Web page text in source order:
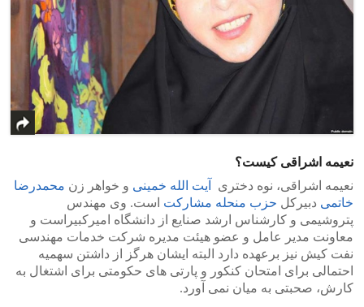
نعیمه اشراقی کیست؟
نعیمه اشراقی، نوه دختری
آیت الله خمینی و خواهر زن محمدرضا
خاتمی دبیرکل حزب منحله مشارکت است. وی مهندس
پتروشیمی و کارشناس ارشد صنایع از دانشگاه امیرکبیراست و
معاونت مدیر عامل و عضو هیئت مدیره شرکت خدمات مهندسی
نفت کیش نیز برعهده دارد البته ایشان هرگز از داشتن سهمیه
احتمالی برای امتحان کنکور و پارتی های حکومتی برای اشتغال به
کارش، صحبتی به میان نمی آورد.